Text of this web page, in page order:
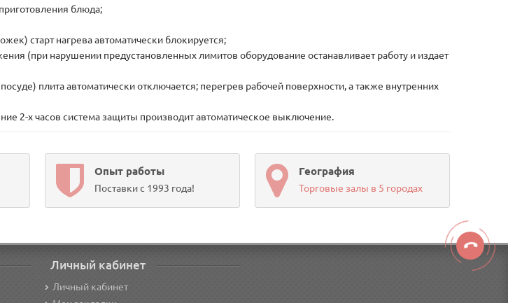
блюда;
старт нагрева автоматически блокируется;
(при нарушении предустановленных лимитов оборудование останавливает работу и издает
плита автоматически отключается; перегрев рабочей поверхности, а также внутренних
2-х часов система защиты производит автоматическое выключение.
Опыт работы
Поставки с 1993 года!
География
Торговые залы в 5 городах
Личный кабинет
Личный кабинет